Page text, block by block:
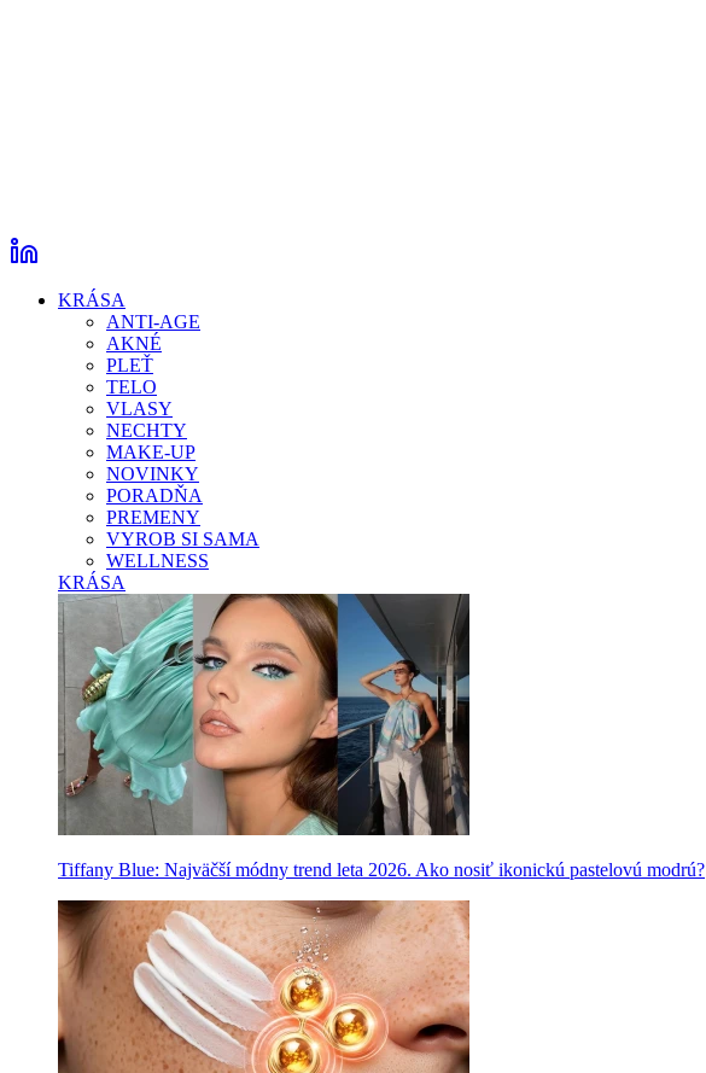
KRÁSA
ANTI-AGE
AKNÉ
PLEŤ
TELO
VLASY
NECHTY
MAKE-UP
NOVINKY
PORADŇA
PREMENY
VYROB SI SAMA
WELLNESS
KRÁSA
Tiffany Blue: Najväčší módny trend leta 2026. Ako nosiť ikonickú pastelovú modrú?